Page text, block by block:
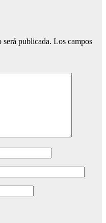
publicada. Los campos